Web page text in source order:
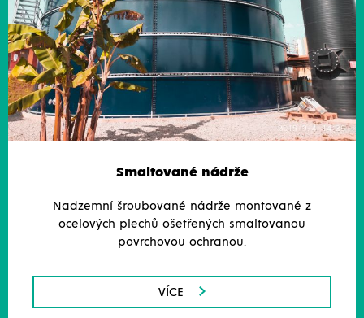
Smaltované nádrže
Nadzemní šroubované nádrže montované z
ocelových plechů ošetřených smaltovanou
povrchovou ochranou.
VÍCE